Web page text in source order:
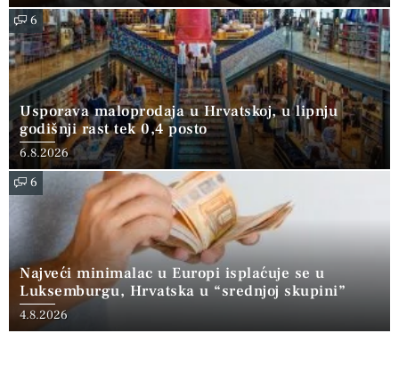
6
Usporava maloprodaja u Hrvatskoj, u lipnju
godišnji rast tek 0,4 posto
6.8.2026
6
Najveći minimalac u Europi isplaćuje se u
Luksemburgu, Hrvatska u “srednjoj skupini”
4.8.2026